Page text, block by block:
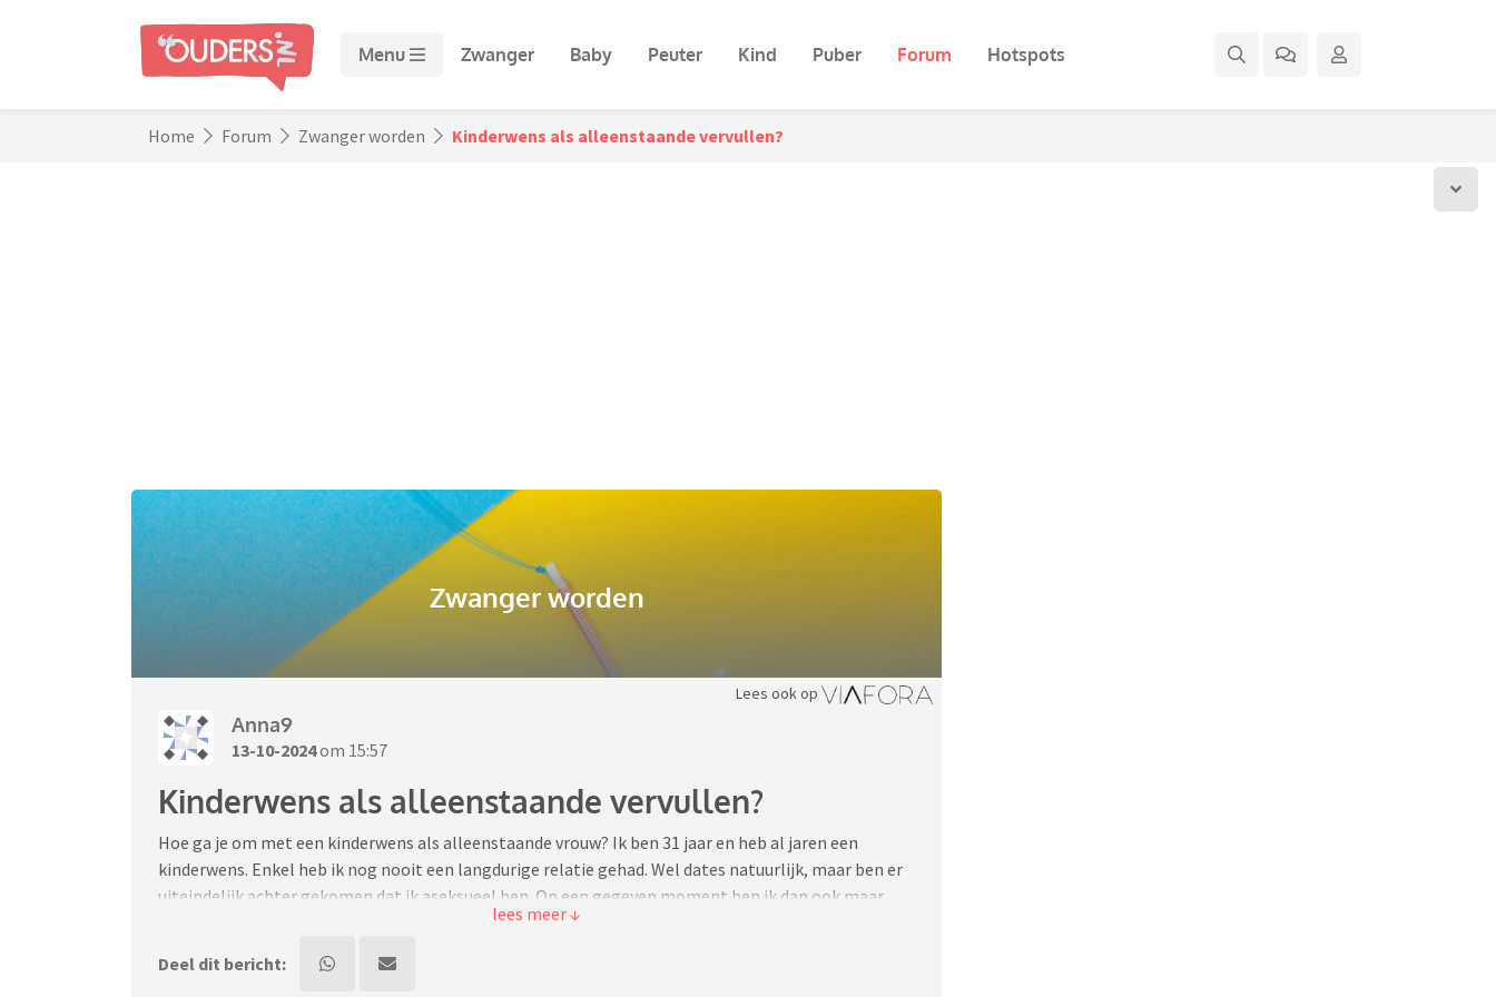
Menu Zwanger Baby Peuter Kind Puber Forum Hotspots
Home Forum Zwanger worden Kinderwens als alleenstaande vervullen?
Zwanger worden
Lees ook op
Anna9
13-10-2024om 15:57
Kinderwens als alleenstaande vervullen?
Hoe ga je om met een kinderwens als alleenstaande vrouw? Ik ben 31 jaar en heb al jaren een
kinderwens. Enkel heb ik nog nooit een langdurige relatie gehad. Wel dates natuurlijk, maar ben er
uiteindelijk achter gekomen dat ik aseksueel ben. Op een gegeven moment ben ik dan ook maar
gewoon gestopt met daten omdat een relatie vinden met een man die geen seks wil zo goed als
Deel dit bericht: